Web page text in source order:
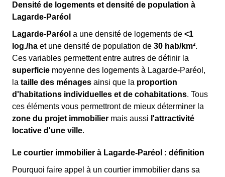
Densité de logements et densité de population à
Lagarde-Paréol
Lagarde-Paréol a une densité de logements de <1
log./ha et une densité de population de 30 hab/km².
Ces variables permettent entre autres de définir la
superficie moyenne des logements à Lagarde-Paréol,
la taille des ménages ainsi que la proportion
d'habitations individuelles et de cohabitations. Tous
ces éléments vous permettront de mieux déterminer la
zone du projet immobilier mais aussi l'attractivité
locative d'une ville.
Le courtier immobilier à Lagarde-Paréol : définition
Pourquoi faire appel à un courtier immobilier dans sa